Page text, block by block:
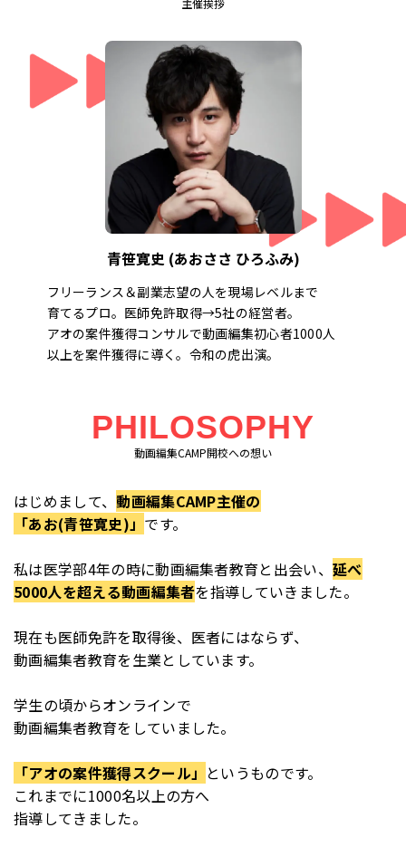
青笹寛史 (あおささ ひろふみ)
フリーランス＆副業志望の人を現場レベルまで
育てるプロ。医師免許取得→5社の経営者。
アオの案件獲得コンサルで動画編集初心者1000人
以上を案件獲得に導く。令和の虎出演。
PHILOSOPHY
動画編集CAMP開校への想い
はじめまして、動画編集CAMP主催の
「あお(青笹寛史)」 です。
私は医学部4年の時に動画編集者教育と出会い、延べ
5000人を超える動画編集者を指導していきました。
現在も医師免許を取得後、医者にはならず、
動画編集者教育を生業としています。
学生の頃からオンラインで
動画編集者教育をしていました。
「アオの案件獲得スクール」 というものです。
これまでに1000名以上の方へ
指導してきました。